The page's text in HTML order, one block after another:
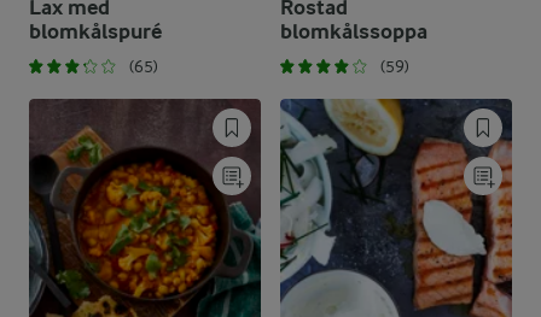
Lax med
blomkålspuré
(65)
Rostad
blomkålssoppa
(59)